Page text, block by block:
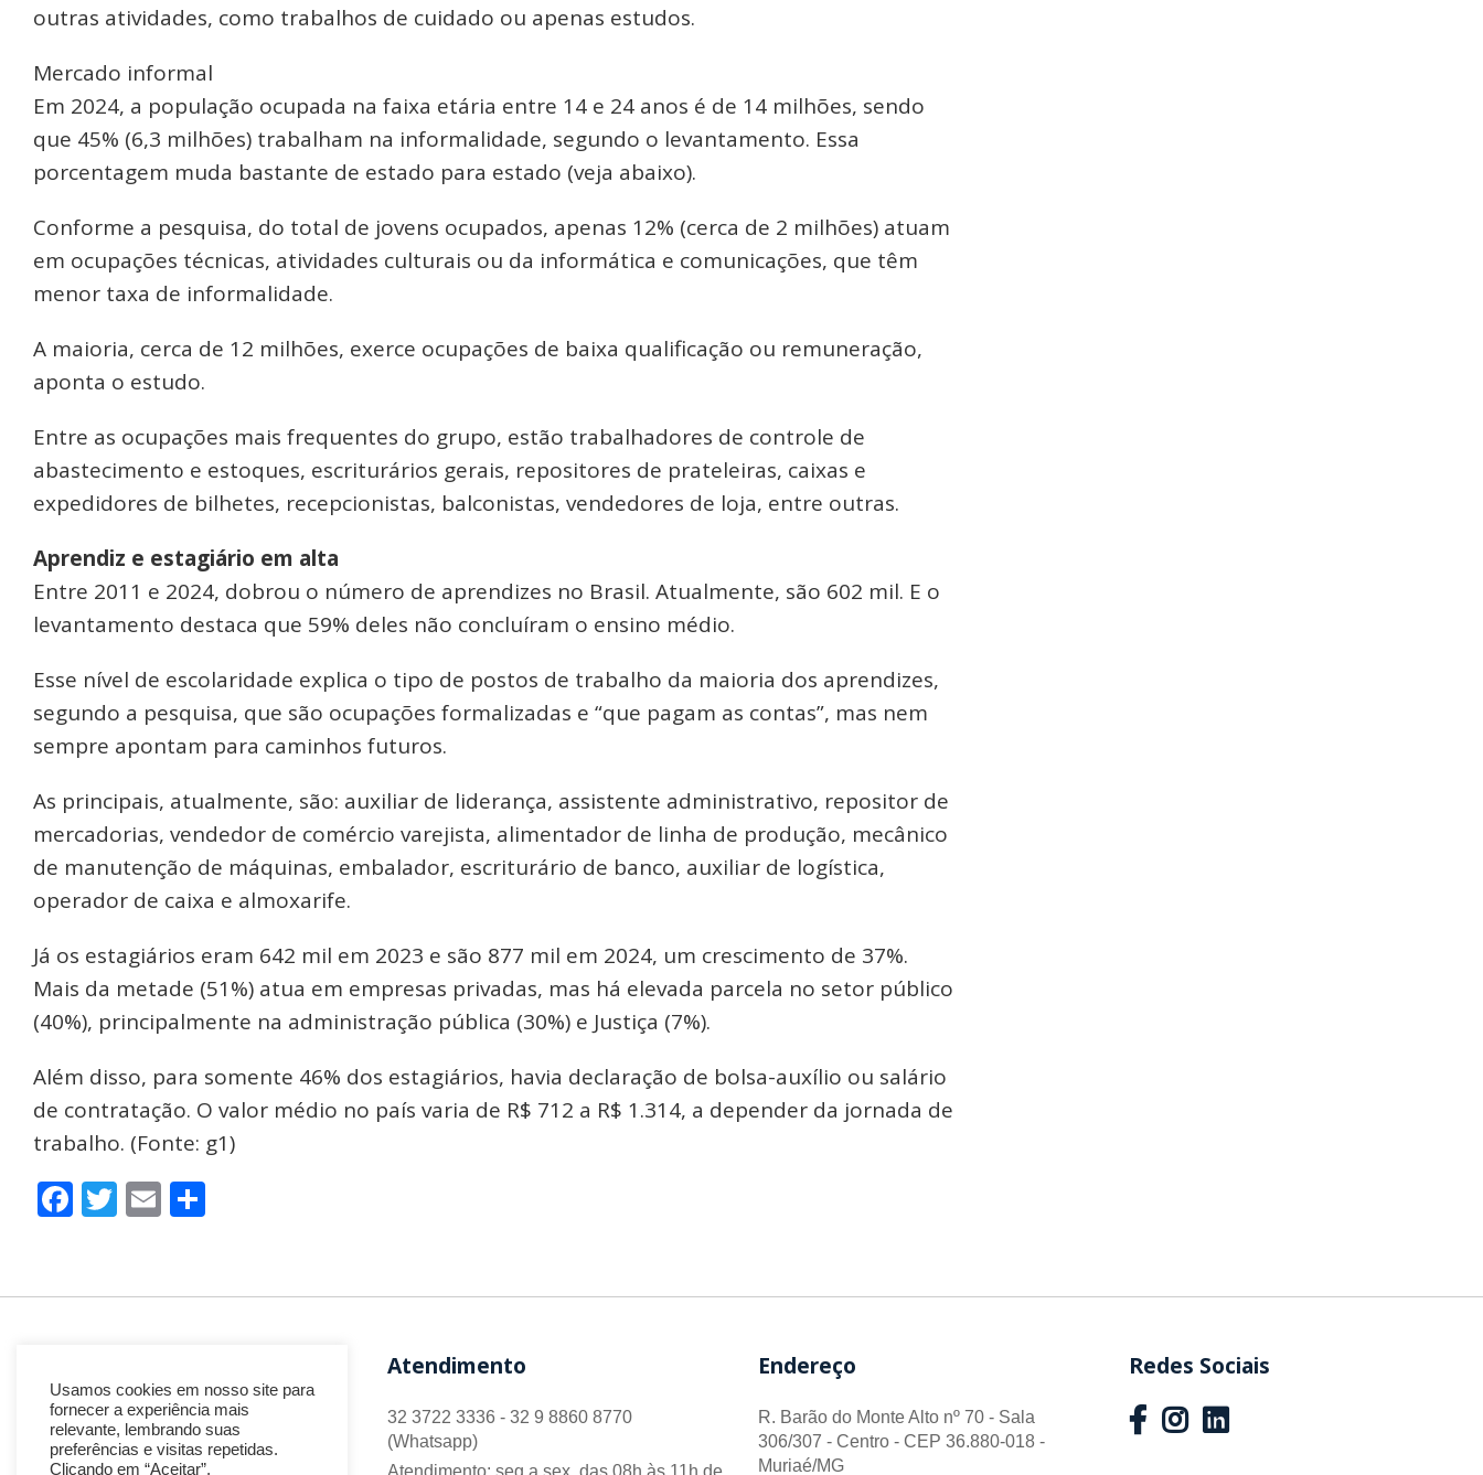
outras atividades, como trabalhos de cuidado ou apenas estudos.
Mercado informal
Em 2024, a população ocupada na faixa etária entre 14 e 24 anos é de 14 milhões, sendo
que 45% (6,3 milhões) trabalham na informalidade, segundo o levantamento. Essa
porcentagem muda bastante de estado para estado (veja abaixo).
Conforme a pesquisa, do total de jovens ocupados, apenas 12% (cerca de 2 milhões) atuam
em ocupações técnicas, atividades culturais ou da informática e comunicações, que têm
menor taxa de informalidade.
A maioria, cerca de 12 milhões, exerce ocupações de baixa qualificação ou remuneração,
aponta o estudo.
Entre as ocupações mais frequentes do grupo, estão trabalhadores de controle de
abastecimento e estoques, escriturários gerais, repositores de prateleiras, caixas e
expedidores de bilhetes, recepcionistas, balconistas, vendedores de loja, entre outras.
Aprendiz e estagiário em alta
Entre 2011 e 2024, dobrou o número de aprendizes no Brasil. Atualmente, são 602 mil. E o
levantamento destaca que 59% deles não concluíram o ensino médio.
Esse nível de escolaridade explica o tipo de postos de trabalho da maioria dos aprendizes,
segundo a pesquisa, que são ocupações formalizadas e “que pagam as contas”, mas nem
sempre apontam para caminhos futuros.
As principais, atualmente, são: auxiliar de liderança, assistente administrativo, repositor de
mercadorias, vendedor de comércio varejista, alimentador de linha de produção, mecânico
de manutenção de máquinas, embalador, escriturário de banco, auxiliar de logística,
operador de caixa e almoxarife.
Já os estagiários eram 642 mil em 2023 e são 877 mil em 2024, um crescimento de 37%.
Mais da metade (51%) atua em empresas privadas, mas há elevada parcela no setor público
(40%), principalmente na administração pública (30%) e Justiça (7%).
Além disso, para somente 46% dos estagiários, havia declaração de bolsa-auxílio ou salário
de contratação. O valor médio no país varia de R$ 712 a R$ 1.314, a depender da jornada de
trabalho. (Fonte: g1)
Facebook
Twitter
Email
Atendimento
32 3722 3336 - 32 9 8860 8770
(Whatsapp)
Atendimento: seg a sex, das 08h às 11h de
Endereço
R. Barão do Monte Alto nº 70 - Sala
306/307 - Centro - CEP 36.880-018 -
Muriaé/MG
Redes Sociais
Usamos cookies em nosso site para
fornecer a experiência mais
relevante, lembrando suas
preferências e visitas repetidas.
Clicando em “Aceitar”,